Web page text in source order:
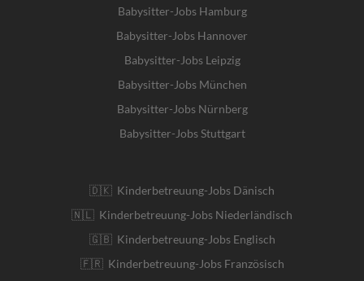
Babysitter-Jobs Hamburg
Babysitter-Jobs Hannover
Babysitter-Jobs Leipzig
Babysitter-Jobs München
Babysitter-Jobs Nürnberg
Babysitter-Jobs Stuttgart
🇩🇰 Kinderbetreuung-Jobs Dänisch
🇳🇱 Kinderbetreuung-Jobs Niederländisch
🇬🇧 Kinderbetreuung-Jobs Englisch
🇫🇷 Kinderbetreuung-Jobs Französisch